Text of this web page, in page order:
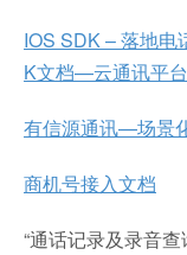
IOS SDK – 落地
K文档—云通讯平台
有信源通讯—场景
商机号接入文档
“通话记录及录音查